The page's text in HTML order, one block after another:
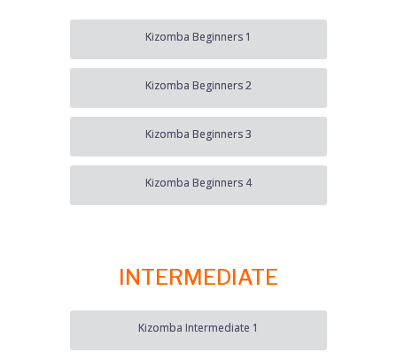
Kizomba Beginners 1
Kizomba Beginners 2
Kizomba Beginners 3
Kizomba Beginners 4
INTERMEDIATE
Kizomba Intermediate 1